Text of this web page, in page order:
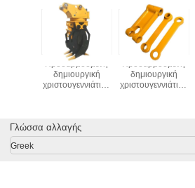
Προσαρμοσμένη
δημιουργική
χριστουγεννιάτικη
το διακοσμητικό
πάρτι
Προσαρμοσμένη
δημιουργική
χριστουγεννιάτικη
πάρτι
Γλώσσα αλλαγής
Greek